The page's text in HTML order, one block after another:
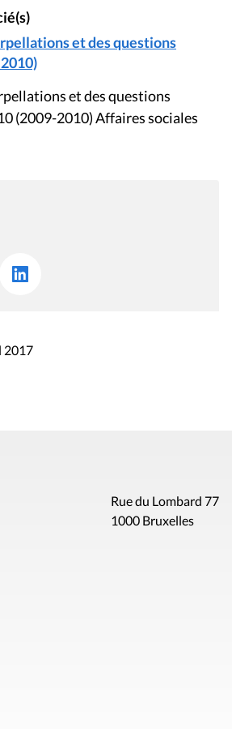
et des questions
et des questions
(2009-2010) Affaires sociales
2017
Rue du Lombard 77
1000 Bruxelles